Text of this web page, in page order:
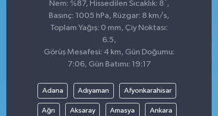
Nem: %87, Hissedilen Sıcaklık: 8 ,
Basınç: 1005 hPa, Rüzgar: 8 km/s,
Toplam Yağış: 0 mm, Çiy Noktası:
6.5,
Görüş Mesafesi: 4 km, Gün Doğumu:
7:06, Gün Batımı: 19:17
Adana Adıyaman Afyonkarahisar
Ağrı Aksaray Amasya Ankara